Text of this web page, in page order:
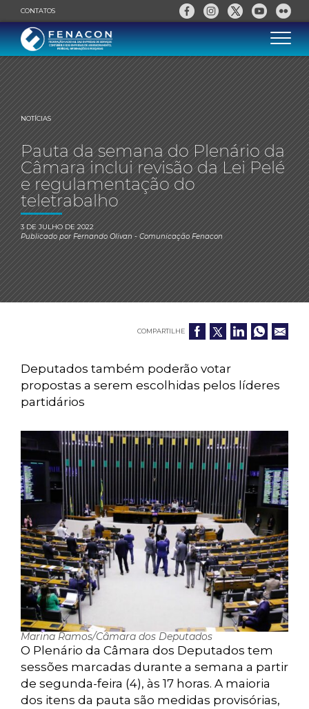
CONTATOS
NOTÍCIAS
Pauta da semana do Plenário da
Câmara inclui revisão da Lei Pelé
e regulamentação do
teletrabalho
3 DE JULHO DE 2022
Publicado porFernando Olivan- Comunicação Fenacon
COMPARTILHE
Deputados também poderão votar
propostas a serem escolhidas pelos líderes
partidários
Marina Ramos/Câmara dos Deputados
O Plenário da Câmara dos Deputados tem
sessões marcadas durante a semana a partir
de segunda-feira (4), às 17 horas. A maioria
dos itens da pauta são medidas provisórias,